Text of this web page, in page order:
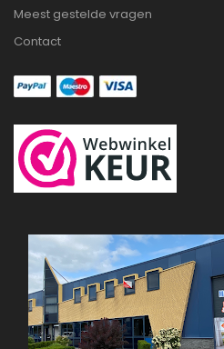
Meest gestelde vragen
Contact